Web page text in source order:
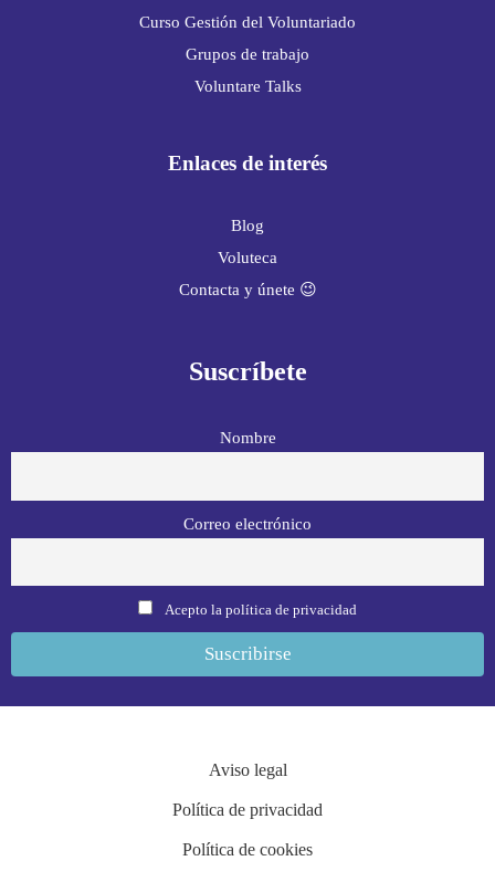
Curso Gestión del Voluntariado
Grupos de trabajo
Voluntare Talks
Enlaces de interés
Blog
Voluteca
Contacta y únete 😉
Suscríbete
Nombre
Correo electrónico
Acepto la política de privacidad
Aviso legal
Política de privacidad
Política de cookies